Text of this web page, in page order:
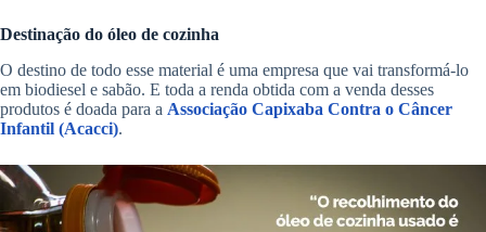
Destinação do óleo de cozinha
O destino de todo esse material é uma empresa que vai transformá-lo
em biodiesel e sabão. E toda a renda obtida com a venda desses
produtos é doada para a Associação Capixaba Contra o Câncer
Infantil (Acacci).